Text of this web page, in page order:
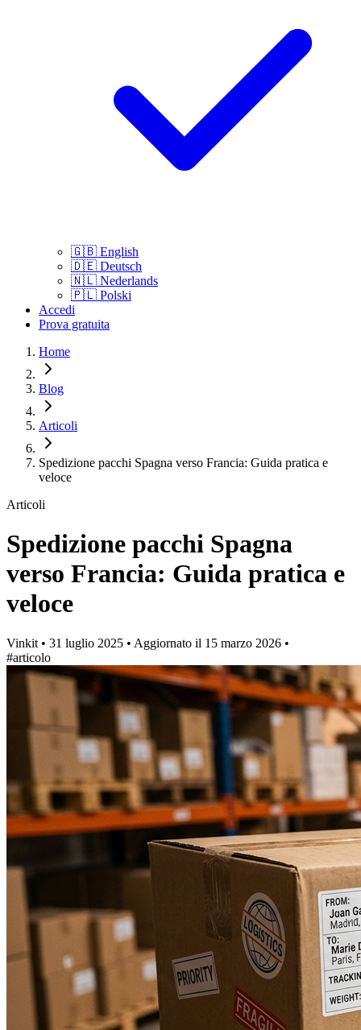
🇬🇧 English
🇩🇪 Deutsch
🇳🇱 Nederlands
🇵🇱 Polski
Accedi
Prova gratuita
Home
Blog
Articoli
Spedizione pacchi Spagna verso Francia: Guida pratica e
veloce
Articoli
Spedizione pacchi Spagna
verso Francia: Guida pratica e
veloce
Vinkit • 31 luglio 2025 • Aggiornato il 15 marzo 2026 •
#articolo